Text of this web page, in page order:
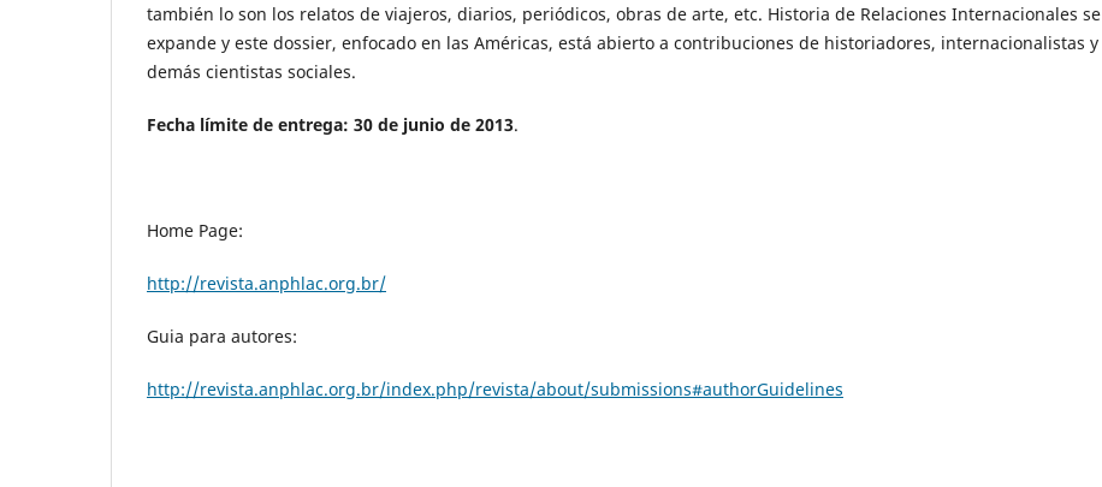
también lo son los relatos de viajeros, diarios, periódicos, obras de arte, etc. Historia de Relaciones Internacionales se
expande y este dossier, enfocado en las Américas, está abierto a contribuciones de historiadores, internacionalistas y
demás cientistas sociales.
Fecha límite de entrega: 30 de junio de 2013.
Home Page:
http://revista.anphlac.org.br/
Guia para autores:
http://revista.anphlac.org.br/index.php/revista/about/submissions#authorGuidelines